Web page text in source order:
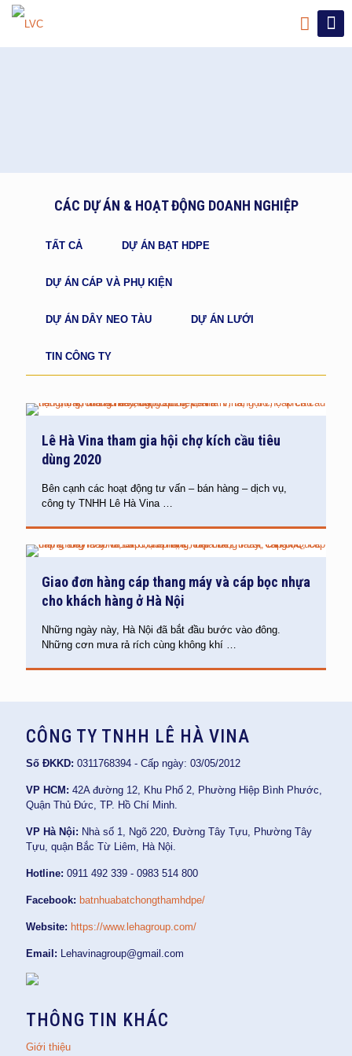
CÁC DỰ ÁN & HOẠT ĐỘNG DOANH NGHIỆP
TẤT CẢ DỰ ÁN BẠT HDPE
DỰ ÁN CÁP VÀ PHỤ KIỆN
DỰ ÁN DÂY NEO TÀU DỰ ÁN LƯỚI
TIN CÔNG TY
Lê Hà Vina tham gia hội chợ kích cầu tiêu
dùng 2020
Bên cạnh các hoạt động tư vấn – bán hàng – dịch vụ,
công ty TNHH Lê Hà Vina…
Giao đơn hàng cáp thang máy và cáp bọc nhựa
cho khách hàng ở Hà Nội
Những ngày này, Hà Nội đã bắt đầu bước vào đông.
Những cơn mưa rả rích cùng không khí …
CÔNG TY TNHH LÊ HÀ VINA
Số ĐKKD: 0311768394 - Cấp ngày: 03/05/2012
VP HCM: 42A đường 12, Khu Phố 2, Phường Hiệp Bình Phước,
Quận Thủ Đức, TP. Hồ Chí Minh.
VP Hà Nội: Nhà số 1, Ngõ 220, Đường Tây Tựu, Phường Tây
Tựu, quận Bắc Từ Liêm, Hà Nội.
Hotline: 0911 492 339 - 0983 514 800
Facebook: batnhuabatchongthamhdpe/
Website: https://www.lehagroup.com/
Email: Lehavinagroup@gmail.com
THÔNG TIN KHÁC
Giới thiệu